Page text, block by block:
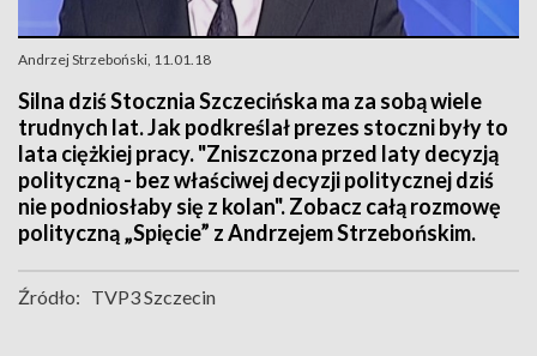
Andrzej Strzeboński, 11.01.18
Silna dziś Stocznia Szczecińska ma za sobą wiele
trudnych lat. Jak podkreślał prezes stoczni były to
lata ciężkiej pracy. "Zniszczona przed laty decyzją
polityczną - bez właściwej decyzji politycznej dziś
nie podniosłaby się z kolan". Zobacz całą rozmowę
polityczną „Spięcie” z Andrzejem Strzebońskim.
Źródło: TVP3 Szczecin